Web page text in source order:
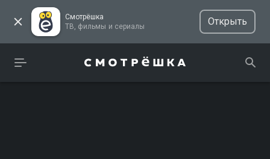
Смотрёшка
ТВ, фильмы и сериалы
Открыть